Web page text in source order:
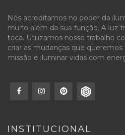
Nós acreditamos no poder da
muito além da sua função. A luz
toca. Utilizamos nosso trabalho
criar as mudanças que
missão é iluminar vidas com
INSTITUCIONAL